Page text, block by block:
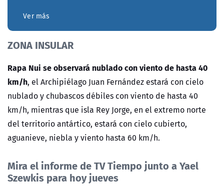
Ver más
ZONA INSULAR
Rapa Nui se observará nublado con viento de hasta 40
km/h, el Archipiélago Juan Fernández estará con cielo
nublado y chubascos débiles con viento de hasta 40
km/h, mientras que isla Rey Jorge, en el extremo norte
del territorio antártico, estará con cielo cubierto,
aguanieve, niebla y viento hasta 60 km/h.
Mira el informe de TV Tiempo junto a Yael
Szewkis para hoy jueves